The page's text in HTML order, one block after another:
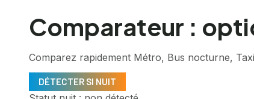
Comparateur :
Comparez rapidement Métro, Bus nocturne,
DÉTECTER SI NUIT